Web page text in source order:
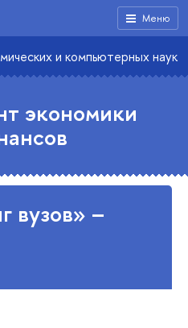
Меню
и компьютерных наук
экономики
вузов» –